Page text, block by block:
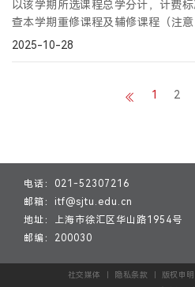
以该学期所选课程总学分计，计费
查本学期重修课程及辅修课程（注
修专业课程为每学分120元），按时
2025-10-28
1 2
电话：021-52307216
邮箱：itf@sjtu.edu.cn
地址：上海市徐汇区华山路1954号
邮编：200030
社交媒体 ｜ 隐私条款 ｜ 版权申